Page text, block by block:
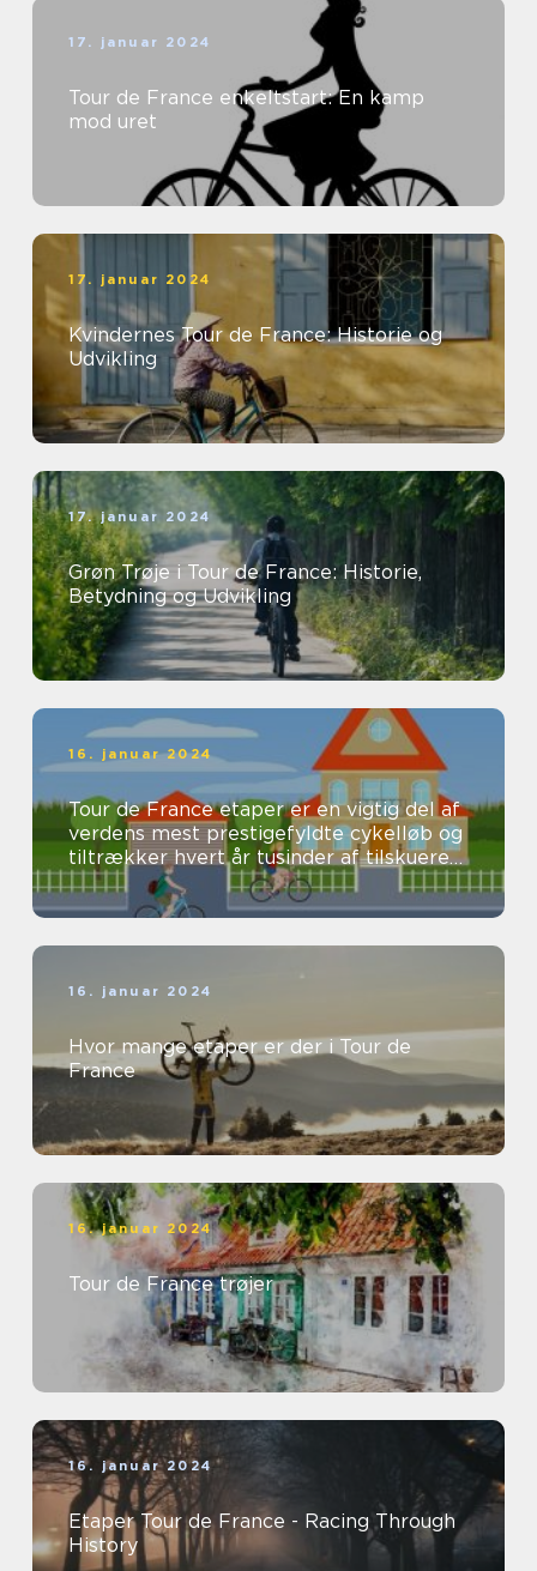
17. januar 2024
Tour de France enkeltstart: En kamp
mod uret
17. januar 2024
Kvindernes Tour de France: Historie og
Udvikling
17. januar 2024
Grøn Trøje i Tour de France: Historie,
Betydning og Udvikling
16. januar 2024
Tour de France etaper er en vigtig del af
verdens mest prestigefyldte cykelløb og
tiltrækker hvert år tusinder af tilskuere
og seere fra hele verden...
16. januar 2024
Hvor mange etaper er der i Tour de
France
16. januar 2024
Tour de France trøjer
16. januar 2024
Etaper Tour de France - Racing Through
History